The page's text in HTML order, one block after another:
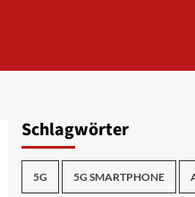
Schlagwörter
5G 5G SMARTPHONE